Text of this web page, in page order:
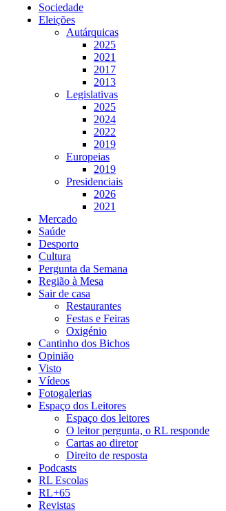
Sociedade
Eleições
Autárquicas
2025
2021
2017
2013
Legislativas
2025
2024
2022
2019
Europeias
2019
Presidenciais
2026
2021
Mercado
Saúde
Desporto
Cultura
Pergunta da Semana
Região à Mesa
Sair de casa
Restaurantes
Festas e Feiras
Oxigénio
Cantinho dos Bichos
Opinião
Visto
Vídeos
Fotogalerias
Espaço dos Leitores
Espaço dos leitores
O leitor pergunta, o RL responde
Cartas ao diretor
Direito de resposta
Podcasts
RL Escolas
RL+65
Revistas